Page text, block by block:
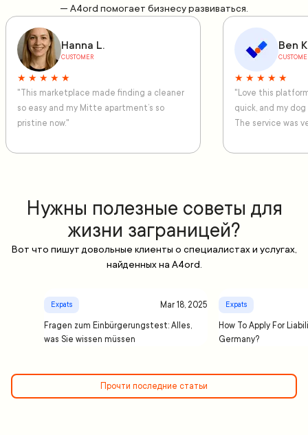
— A4ord помогает бизнесу развиваться.
Hanna L.
CUSTOMER
★ ★ ★ ★ ★
"This marketplace made finding a cleaner
so easy and my Mitte apartment’s so
pristine now."
Ben
★ ★ ★ ★ ★
"Love this
quick, and my
The service was
Нужны полезные советы для
жизни заграницей?
Вот что пишут довольные клиенты о специалистах и услугах,
найденных на A4ord.
Expats Mar 18, 2025
Fragen zum Einbürgerungstest: Alles,
was Sie wissen müssen
Expats
How To Apply For
Germany?
Прочти последние статьи